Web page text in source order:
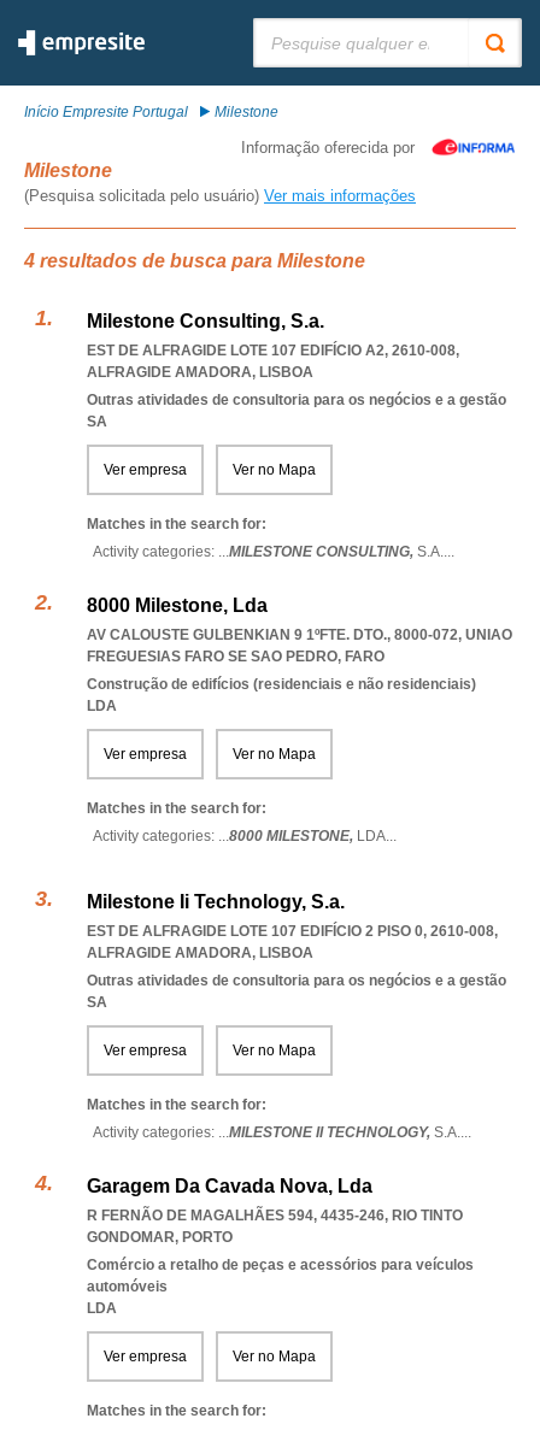
Início Empresite Portugal Milestone
Informação oferecida por
Milestone
(Pesquisa solicitada pelo usuário) Ver mais informações
4 resultados de busca para Milestone
Milestone Consulting, S.a.
EST DE ALFRAGIDE LOTE 107 EDIFÍCIO A2, 2610-008,
ALFRAGIDE AMADORA, LISBOA
Outras atividades de consultoria para os negócios e a gestão
SA
Ver empresa Ver no Mapa
Matches in the search for:
Activity categories: ...MILESTONE CONSULTING, S.A....
8000 Milestone, Lda
AV CALOUSTE GULBENKIAN 9 1ºFTE. DTO., 8000-072, UNIAO
FREGUESIAS FARO SE SAO PEDRO, FARO
Construção de edifícios (residenciais e não residenciais)
LDA
Ver empresa Ver no Mapa
Matches in the search for:
Activity categories: ...8000 MILESTONE, LDA...
Milestone Ii Technology, S.a.
EST DE ALFRAGIDE LOTE 107 EDIFÍCIO 2 PISO 0, 2610-008,
ALFRAGIDE AMADORA, LISBOA
Outras atividades de consultoria para os negócios e a gestão
SA
Ver empresa Ver no Mapa
Matches in the search for:
Activity categories: ...MILESTONE II TECHNOLOGY, S.A....
Garagem Da Cavada Nova, Lda
R FERNÃO DE MAGALHÃES 594, 4435-246, RIO TINTO
GONDOMAR, PORTO
Comércio a retalho de peças e acessórios para veículos
automóveis
LDA
Ver empresa Ver no Mapa
Matches in the search for: